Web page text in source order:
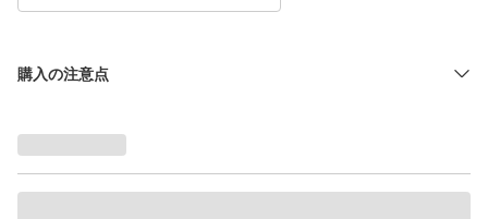
購入の注意点